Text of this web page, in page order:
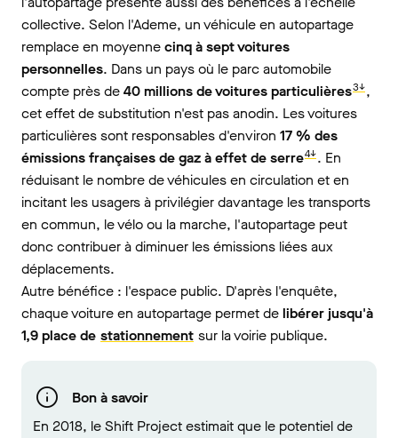
collective. Selon l'Ademe, un véhicule en autopartage
remplace en moyennecinq à sept voitures
personnelles. Dans un pays où le parc automobile
compte près de40 millions de voitures particulières3↓,
cet effet de substitution n'est pas anodin. Les voitures
particulières sont responsables d'environ 17 % des
émissions françaises de gaz à effet de serre4↓. En
réduisant le nombre de véhicules en circulation et en
incitant les usagers à privilégier davantage les transports
en commun, le vélo ou la marche, l'autopartage peut
donc contribuer à diminuer les émissions liées aux
déplacements.
Autre bénéfice : l'espace public. D'après l'enquête,
chaque voiture en autopartage permet delibérer jusqu'à
1,9 place de stationnement sur la voirie publique.
Bon à savoir
En 2018, le Shift Project estimait que le potentiel de